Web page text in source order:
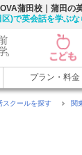
蒲田校｜蒲田の
)で英会話を学ぶな
プラン・料金
スクールを探す 関